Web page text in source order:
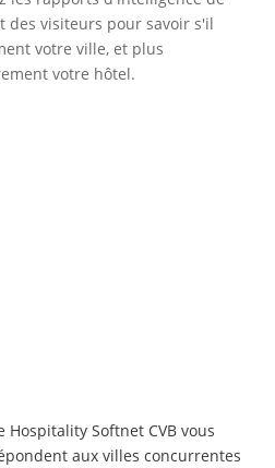
des visiteurs pour savoir s'il
votre ville, et plus
votre hôtel.
Softnet CVB vous
aux villes concurrentes